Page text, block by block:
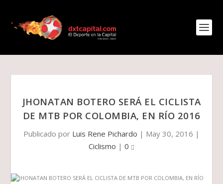
JHONATAN BOTERO SERÁ EL CICLISTA
DE MTB POR COLOMBIA, EN RÍO 2016
Publicado por Luis Rene Pichardo | May 30, 2016 |
Ciclismo | 0